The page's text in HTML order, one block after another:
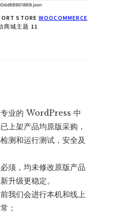
STORE WOOCOMMERCE
商城主题 11
专业的 WordPress 中
上架产品均原版采购，
测和运行测试，安全及
须，均未修改原版产品
升级更稳定。
我们会进行本机和线上
；